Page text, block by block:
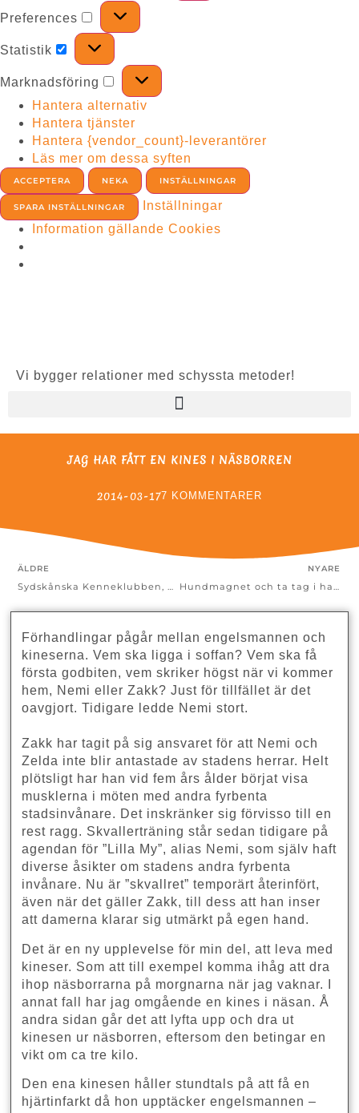
Preferences
Statistik
Marknadsföring
Hantera alternativ
Hantera tjänster
Hantera {vendor_count}-leverantörer
Läs mer om dessa syften
ACCEPTERA NEKA INSTÄLLNINGAR
SPARA INSTÄLLNINGAR
Inställningar
Information gällande Cookies
Vi bygger relationer med schyssta metoder!
JAG HAR FÅTT EN KINES I NÄSBORREN
2014-03-177 KOMMENTARER
ÄLDRE
Sydskånska Kenneklubben, magneten och Bockarna Bruse
NYARE
Hundmagnet och ta tag i halsbandet
Förhandlingar pågår mellan engelsmannen och
kineserna. Vem ska ligga i soffan? Vem ska få
första godbiten, vem skriker högst när vi kommer
hem, Nemi eller Zakk? Just för tillfället är det
oavgjort. Tidigare ledde Nemi stort.
Zakk har tagit på sig ansvaret för att Nemi och
Zelda inte blir antastade av stadens herrar. Helt
plötsligt har han vid fem års ålder börjat visa
musklerna i möten med andra fyrbenta
stadsinvånare. Det inskränker sig förvisso till en
rest ragg. Skvallerträning står sedan tidigare på
agendan för ”Lilla My”, alias Nemi, som själv haft
diverse åsikter om stadens andra fyrbenta
invånare. Nu är ”skvallret” temporärt återinfört,
även när det gäller Zakk, till dess att han inser
att damerna klarar sig utmärkt på egen hand.
Det är en ny upplevelse för min del, att leva med
kineser. Som att till exempel komma ihåg att dra
ihop näsborrarna på morgnarna när jag vaknar. I
annat fall har jag omgående en kines i näsan. Å
andra sidan går det att lyfta upp och dra ut
kinesen ur näsborren, eftersom den betingar en
vikt om ca tre kilo.
Den ena kinesen håller stundtals på att få en
hjärtinfarkt då hon upptäcker engelsmannen –